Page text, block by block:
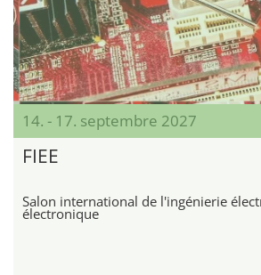
14. - 17. septembre 2027
FIEE
Salon international de l'ingénierie
électronique